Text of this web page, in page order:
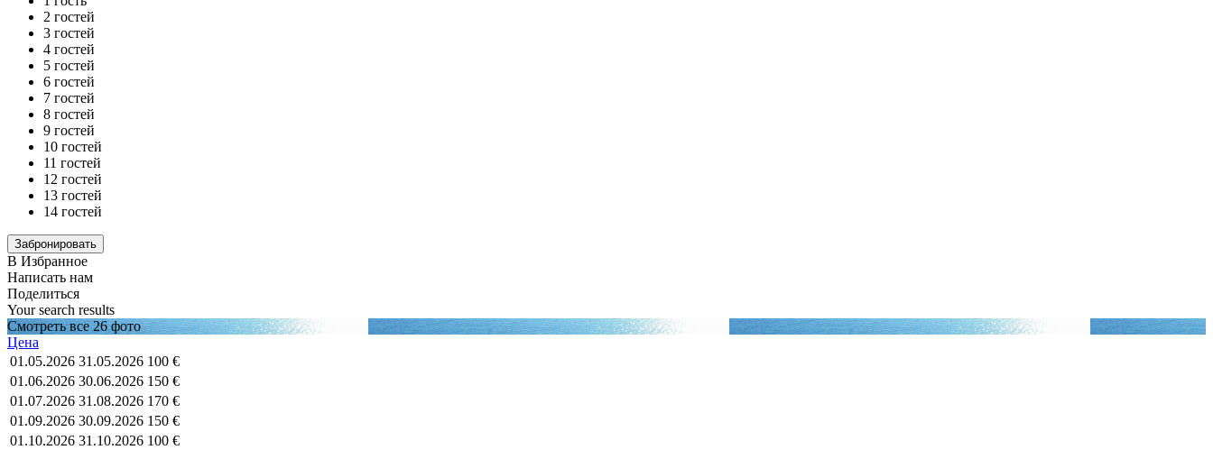
2 гостей
3 гостей
4 гостей
5 гостей
6 гостей
7 гостей
8 гостей
9 гостей
10 гостей
11 гостей
12 гостей
13 гостей
14 гостей
В Избранное
Написать нам
Поделиться
Your search results
Смотреть все 26 фото
Цена
01.05.2026 31.05.2026 100 €
01.06.2026 30.06.2026 150 €
01.07.2026 31.08.2026 170 €
01.09.2026 30.09.2026 150 €
01.10.2026 31.10.2026 100 €